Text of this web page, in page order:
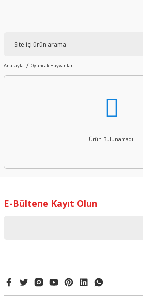
Anasayfa Oyuncak Hayvanlar
Ürün Bulunamadı.
E-Bültene Kayıt Olun